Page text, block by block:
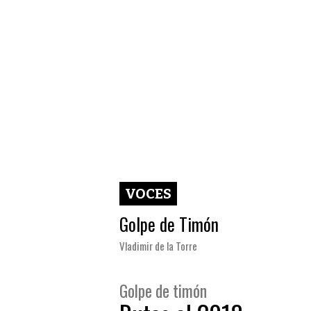
VOCES
Golpe de Timón
Vladimir de la Torre
Golpe de timón